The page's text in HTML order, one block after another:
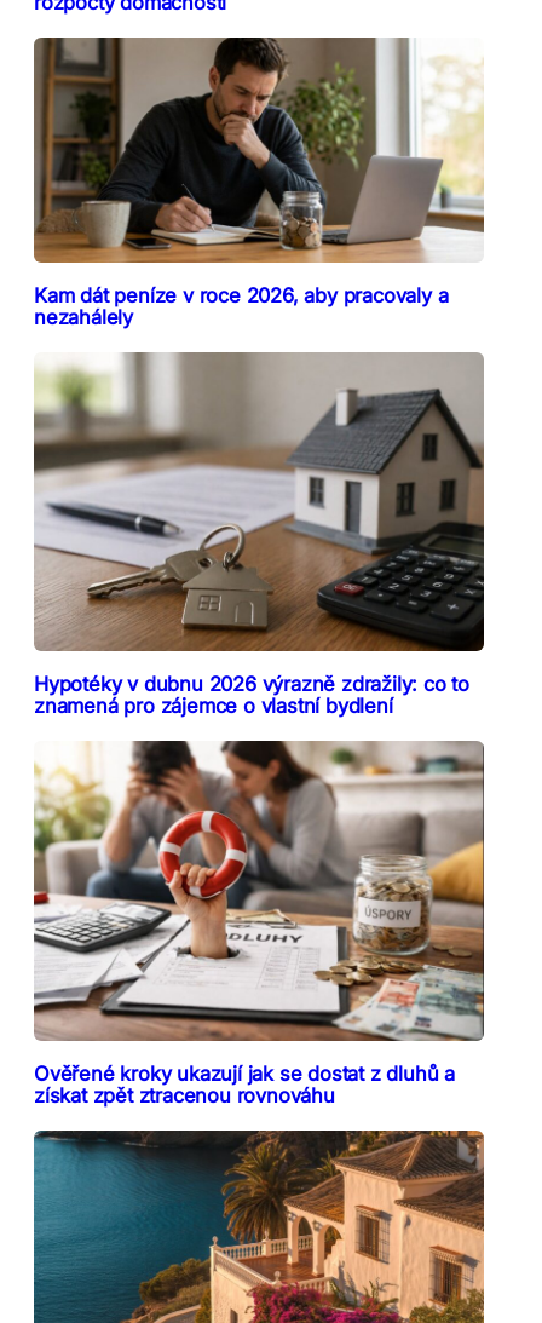
Kam dát peníze v roce 2026, aby pracovaly a
nezahálely
Hypotéky v dubnu 2026 výrazně zdražily: co to
znamená pro zájemce o vlastní bydlení
Ověřené kroky ukazují jak se dostat z dluhů a
získat zpět ztracenou rovnováhu